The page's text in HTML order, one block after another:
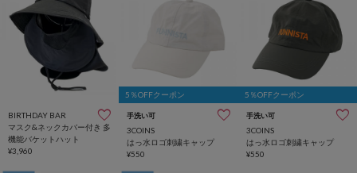
BIRTHDAY BAR
マスク&ネックカバー付き 多
機能バケットハット
¥3,960
5％OFFクーポン
手洗い可
3COINS
はっ水ロゴ刺繍キャップ
¥550
5％OFFクーポン
手洗い可
3COINS
はっ水ロゴ刺繍キャップ
¥550